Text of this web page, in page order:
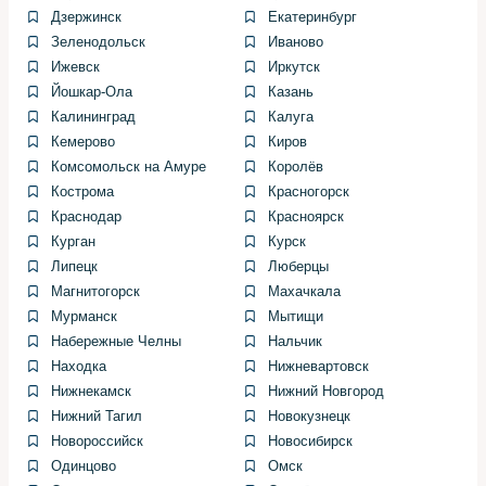
Промывка изнутри требует последовательности: слить
старый антифриз, отключить термостат (при
необходимости), залить промывочный состав и
запустить двигатель до рабочей температуры. После
этого систему промывают чистой водой до тех пор,
пока не будут выходить прозрачные стоки.
Нельзя экономить на количестве промывок: иногда
первый антракт воды уходит с коричневым оттенком,
второй будет светлее, но ключевой показатель —
стабильная прозрачность стока и отсутствие
маслянистых следов.
Химическая промывка: когда
применять и как делать
безопасно
Химические средства эффективны при стойких
Дзержинск
Екатеринбург
Зеленодольск
Иваново
Ижевск
Иркутск
Йошкар-Ола
Казань
Калининград
Калуга
Кемерово
Киров
Комсомольск на Амуре
Королёв
Кострома
Красногорск
Краснодар
Красноярск
Курган
Курск
Липецк
Люберцы
Магнитогорск
Махачкала
Мурманск
Мытищи
Набережные Челны
Нальчик
Находка
Нижневартовск
Нижнекамск
Нижний Новгород
Нижний Тагил
Новокузнецк
Новороссийск
Новосибирск
Одинцово
Омск